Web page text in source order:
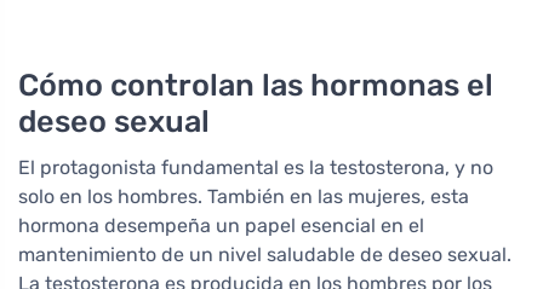
Cómo controlan las hormonas el
deseo sexual
El protagonista fundamental es la testosterona, y no
solo en los hombres. También en las mujeres, esta
hormona desempeña un papel esencial en el
mantenimiento de un nivel saludable de deseo sexual.
La testosterona es producida en los hombres por los